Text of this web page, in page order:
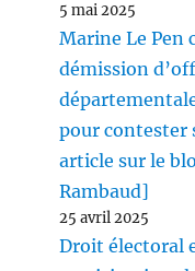
5 mai 2025
Marine Le Pen
démission
pour contester
article sur le
Rambaud]
25 avril 2025
Droit électoral